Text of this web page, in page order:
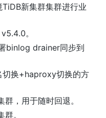
新集群集群进行业
。
binlog drainer同步到
切换+haproxy切换的方
，用于随时回退。
。